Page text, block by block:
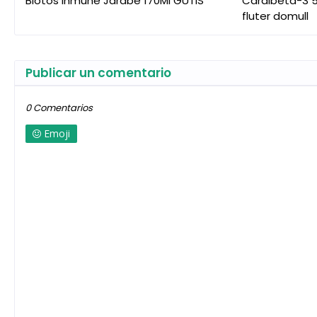
fluter domull
Publicar un comentario
0 Comentarios
Emoji